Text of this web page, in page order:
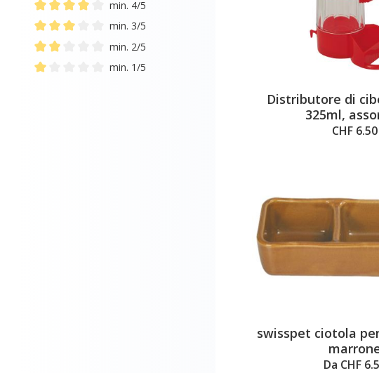
Add filter: Minimum rating of 4 out of 5 stars
min. 4/5
Add filter: Minimum rating of 3 out of 5 stars
min. 3/5
Add filter: Minimum rating of 2 out of 5 stars
min. 2/5
min. 1/5
Distributore di
325ml,
CHF 6.50
swisspet ciotola
Da CHF